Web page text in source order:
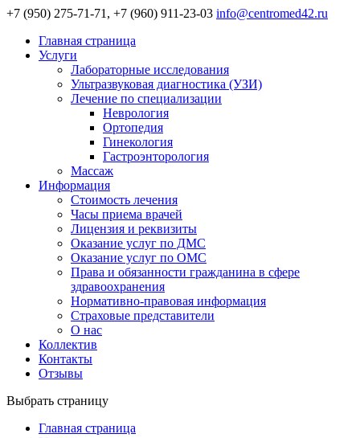
+7 (950) 275-71-71, +7 (960) 911-23-03 info@centromed42.ru
Главная страница
Услуги
Лабораторные исследования
Ультразвуковая диагностика (УЗИ)
Лечение по специализации
Неврология
Ортопедия
Гинекология
Гастроэнторология
Массаж
Информация
Стоимость лечения
Часы приема врачей
Лицензия и реквизиты
Оказание услуг по ДМС
Оказание услуг по ОМС
Права и обязанности гражданина в сфере
здравоохранения
Нормативно-правовая информация
Страховые представители
О нас
Коллектив
Контакты
Отзывы
Выбрать страницу
Главная страница